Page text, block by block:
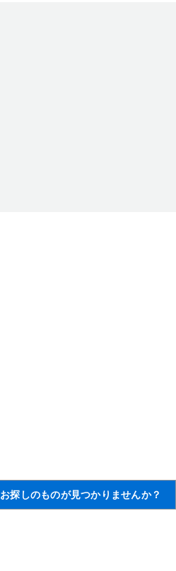
お探しのものが見つかりませんか？